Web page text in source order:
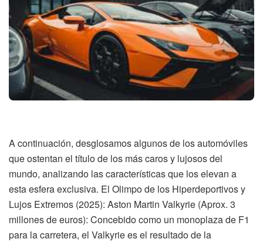
A continuación, desglosamos algunos de los automóviles
que ostentan el título de los más caros y lujosos del
mundo, analizando las características que los elevan a
esta esfera exclusiva. El Olimpo de los Hiperdeportivos y
Lujos Extremos (2025): Aston Martin Valkyrie (Aprox. 3
millones de euros): Concebido como un monoplaza de F1
para la carretera, el Valkyrie es el resultado de la